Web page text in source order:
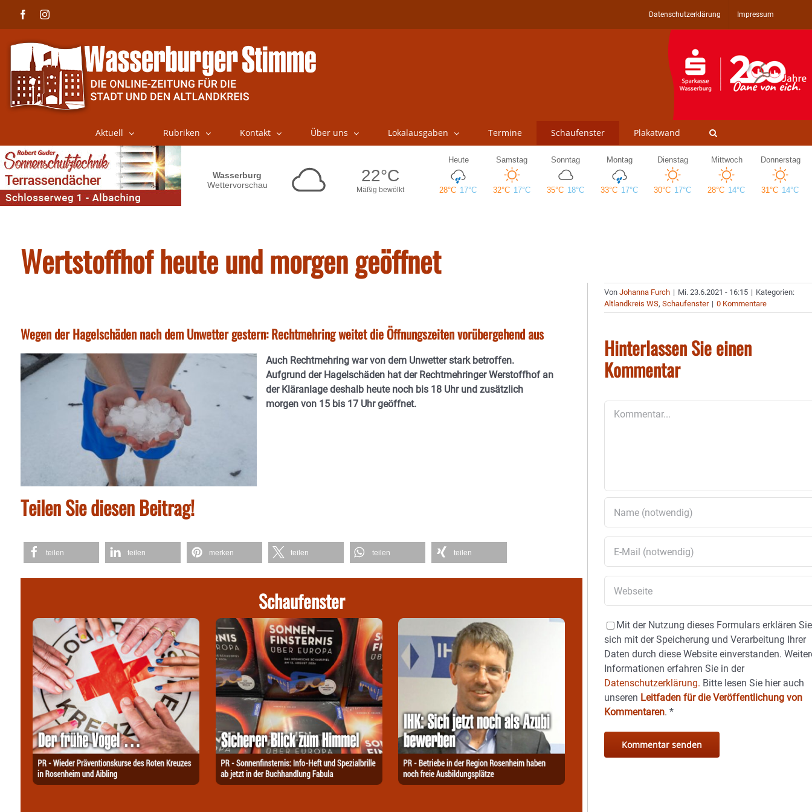
FacebookInstagram Datenschutzerklärung Impressum
Aktuell Rubriken Kontakt Über uns Lokalausgaben Termine Schaufenster Plakatwand
Wertstoffhof heute und morgen geöffnet
Wegen der Hagelschäden nach dem Unwetter gestern: Rechtmehring weitet die Öffnungszeiten vorübergehend aus
Auch Rechtmehring war von dem Unwetter stark betroffen.
Aufgrund der Hagelschäden hat der Rechtmehringer Werstoffhof an
der Kläranlage deshalb heute noch bis 18 Uhr und zusätzlich
morgen von 15 bis 17 Uhr geöffnet.
Teilen Sie diesen Beitrag!
teilen teilen merken teilen teilen teilen
Schaufenster
VonJohanna Furch | Mi. 23.6.2021 - 16:15 | Kategorien:
Altlandkreis WS,Schaufenster | 0 Kommentare
Hinterlassen Sie einen
Kommentar
Mit der Nutzung dieses Formulars erklären Sie
sich mit der Speicherung und Verarbeitung Ihrer
Daten durch diese Website einverstanden.
Informationen erfahren Sie in der
Datenschutzerklärung. Bitte lesen Sie hier auch
unseren Leitfaden für die Veröffentlichung von
Kommentaren.*